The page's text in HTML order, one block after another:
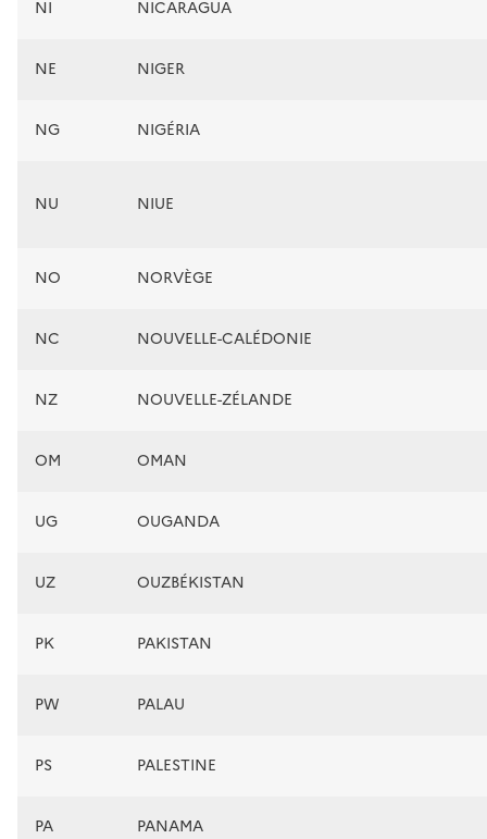
NI NICARAGUA
NE NIGER
NG NIGÉRIA
NU NIUE
NO NORVÈGE
NC NOUVELLE-CALÉDONIE
NZ NOUVELLE-ZÉLANDE
OM OMAN
UG OUGANDA
UZ OUZBÉKISTAN
PK PAKISTAN
PW PALAU
PS PALESTINE
PA PANAMA